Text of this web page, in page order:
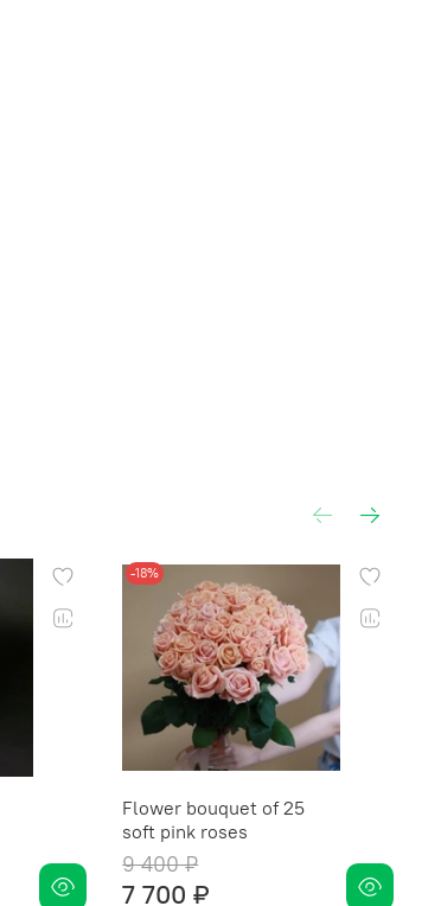
-18%
Flower bouquet of 25
soft pink roses
9 400 ₽
7 700 ₽